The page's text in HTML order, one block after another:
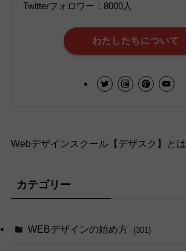
Twitterフォロワー：8000人
わたしたちについて
Webデザインスクール【デザスク】とは
カテゴリー
WEBデザインの始め方 (301)